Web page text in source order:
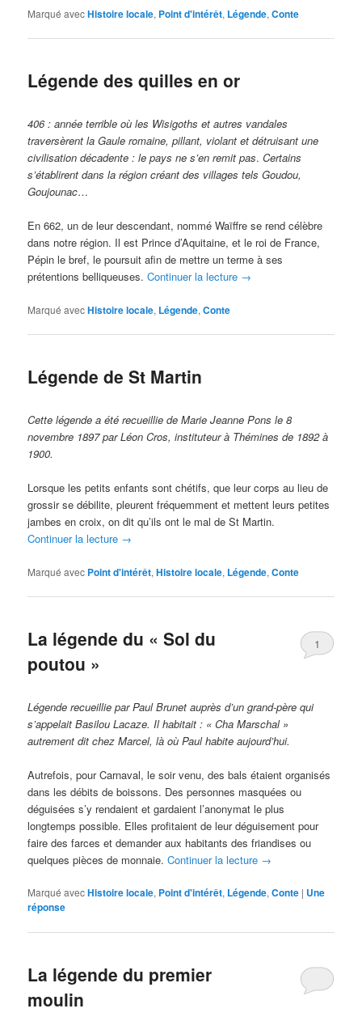
Marqué avecHistoire locale, Point d'intérêt, Légende,Conte
Légende des quilles en or
406 : année terrible où les Wisigoths et autres vandales
traversèrent la Gaule romaine, pillant, violant et détruisant une
civilisation décadente : le pays ne s’en remit pas.Certains
s’établirent dans la région créant des villages tels Goudou,
Goujounac…
En 662, un de leur descendant, nommé Waïffre se rend célèbre
dans notre région. Il est Prince d’Aquitaine, et le roi de France,
Pépin le bref, le poursuit afin de mettre un terme à ses
prétentions belliqueuses.Continuer la lecture →
Marqué avecHistoire locale, Légende,Conte
Légende de St Martin
Cette légende a été recueillie de Marie Jeanne Pons le 8
novembre 1897 par Léon Cros, instituteur à Thémines de 1892 à
1900.
Lorsque les petits enfants sont chétifs, que leur corps au lieu de
grossir se débilite, pleurent fréquemment et mettent leurs petites
jambes en croix, on dit qu’ils ont le mal de St Martin.
Continuer la lecture →
Marqué avec Point d'intérêt,Histoire locale, Légende,Conte
La légende du « Sol du
poutou »
1
Légende recueillie par Paul Brunet auprès d’un grand-père qui
s’appelait Basilou Lacaze. Il habitait : « Cha Marschal »
autrement dit chez Marcel, là où Paul habite aujourd’hui.
Autrefois, pour Carnaval, le soir venu, des bals étaient organisés
dans les débits de boissons. Des personnes masquées ou
déguisées s’y rendaient et gardaient l’anonymat le plus
longtemps possible. Elles profitaient de leur déguisement pour
faire des farces et demander aux habitants des friandises ou
quelques pièces de monnaie.Continuer la lecture →
Marqué avecHistoire locale, Point d'intérêt, Légende,Conte | Une
réponse
La légende du premier
moulin